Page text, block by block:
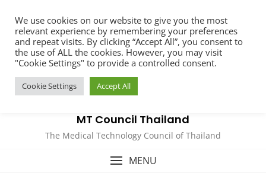
content
MT Council Thailand
The Medical Technology Council of Thailand
MENU
We use cookies on our website to give you the most
relevant experience by remembering your preferences
and repeat visits. By clicking “Accept All”, you consent to
the use of ALL the cookies. However, you may visit
"Cookie Settings" to provide a controlled consent.
Cookie Settings Accept All